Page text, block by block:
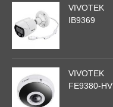
VIVOTEK
IB9369
VIVOTEK
FE9380-HV